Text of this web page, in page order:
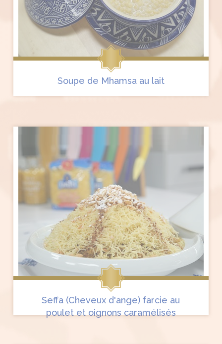
Soupe de Mhamsa au lait
Seffa (Cheveux d'ange) farcie au
poulet et oignons caramélisés